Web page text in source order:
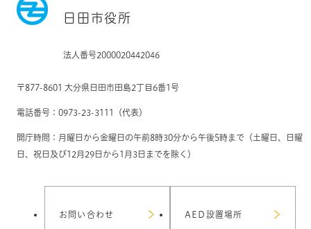
日田市役所
法人番号2000020442046
〒877-8601 大分県日田市田島2丁目6番1号
電話番号：0973-23-3111（代表）
開庁時間：月曜日から金曜日の午前8時30分から午後5時まで（土曜日、日曜
日、祝日及び12月29日から1月3日までを除く）
お問い合わせ AED設置場所